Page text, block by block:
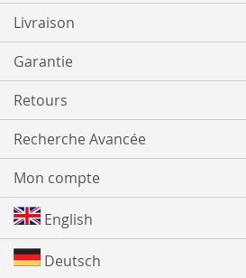
Livraison
Garantie
Retours
Recherche Avancée
Mon compte
English
Deutsch